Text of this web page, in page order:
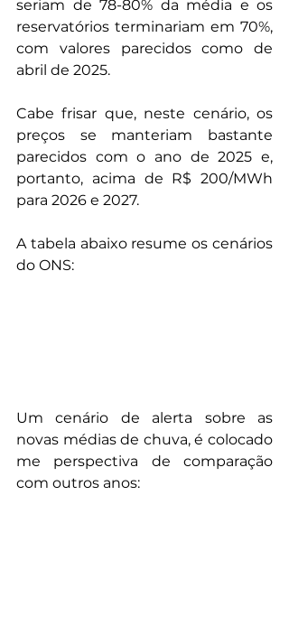
seriam de 78-80% da média e os
reservatórios terminariam em 70%,
com valores parecidos como de
abril de 2025.
Cabe frisar que, neste cenário, os
preços se manteriam bastante
parecidos com o ano de 2025 e,
portanto, acima de R$ 200/MWh
para 2026 e 2027.
A tabela abaixo resume os cenários
do ONS:
Um cenário de alerta sobre as
novas médias de chuva, é colocado
me perspectiva de comparação
com outros anos: